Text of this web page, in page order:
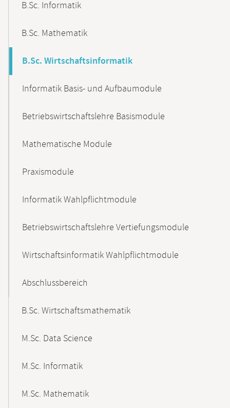
B.Sc. Informatik
B.Sc. Mathematik
B.Sc. Wirtschaftsinformatik
Informatik Basis- und Aufbaumodule
Betriebswirtschaftslehre Basismodule
Mathematische Module
Praxismodule
Informatik Wahlpflichtmodule
Betriebswirtschaftslehre Vertiefungsmodule
Wirtschaftsinformatik Wahlpflichtmodule
Abschlussbereich
B.Sc. Wirtschaftsmathematik
M.Sc. Data Science
M.Sc. Informatik
M.Sc. Mathematik